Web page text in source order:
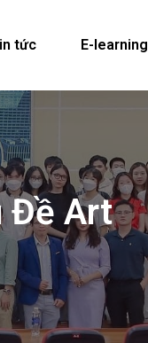
tức E-learning
Đề Art